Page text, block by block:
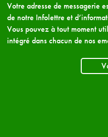
Votre adresse de messagerie
de notre Infolettre et
Vous pouvez à tout moment
intégré dans chacun de nos